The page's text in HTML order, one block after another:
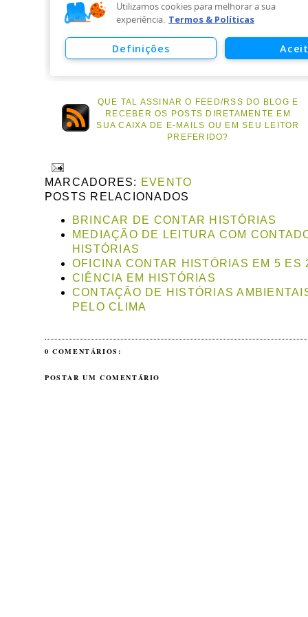
QUE TAL ASSINAR O FEED/RSS DO BLOG E
RECEBER OS POSTS DIRETAMENTE EM
SUA CAIXA DE E-MAILS OU EM SEU LEITOR
PREFERIDO?
MARCADORES: EVENTO
POSTS RELACIONADOS
BRINCAR DE CONTAR HISTÓRIAS
MEDIAÇÃO DE LEITURA COM
HISTÓRIAS
OFICINA CONTAR HISTÓRIAS EM 5 ES
CIÊNCIA EM HISTÓRIAS
CONTAÇÃO DE HISTÓRIAS
PELO CLIMA
0 COMENTÁRIOS:
POSTAR UM COMENTÁRIO